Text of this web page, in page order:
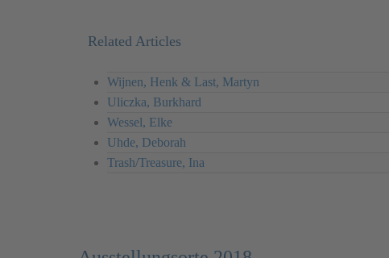
Related Articles
Wijnen, Henk & Last, Martyn
Uliczka, Burkhard
Wessel, Elke
Uhde, Deborah
Trash/Treasure, Ina